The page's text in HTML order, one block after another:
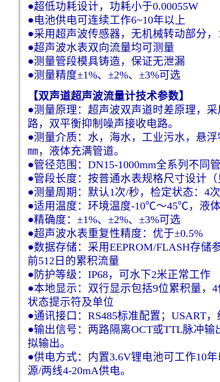
●超低功耗设计，功耗小于0.00055W
●电池供电可连续工作6~10年以上
●采用超声波传感器，无机械转动部分
●超声波水表双向流量均可测量
●测量管段模具铸造，保证无泄漏
●测量精度±1%、±2%、±3%可选
【双声道超声波流量计技术参数】
●测量原理：超声波双声道时差原理，
路，双平衡抑制噪声接收电路。
●测量介质：水，海水，工业污水，悬
㎜，液体充满管道。
●管径范围：DN15-1000mm全系列不同
●管段长度：按普通水表规格尺寸设计
●测量周期：默认1次/秒，检定状态：4
●适用温度：环境温度-10℃～45℃，液
●精确度：±1%、±2%、±3%可选
●超声波水表重复性精度：优于±0.5%
●数据存储：采用EEPROM/FLASH存储
前512日的累积流量
●防护等级：IP68，可水下2米正常工作
●本地显示：双行显示包括9位累积量，
状态提示符及单位
●通讯接口：RS485标准配置；USART
●输出信号：两路隔离OCT或TTL脉冲输
拟输出。
●供电方式：内置3.6V锂电池可工作10
源/两线4-20mA供电。